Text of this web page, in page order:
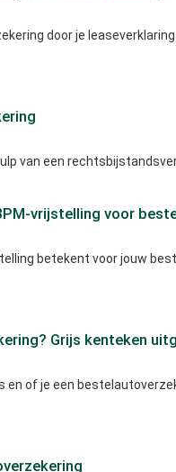
door je
van een
vrijstelling voor
betekent voor jouw
Grijs kenteken
of je een